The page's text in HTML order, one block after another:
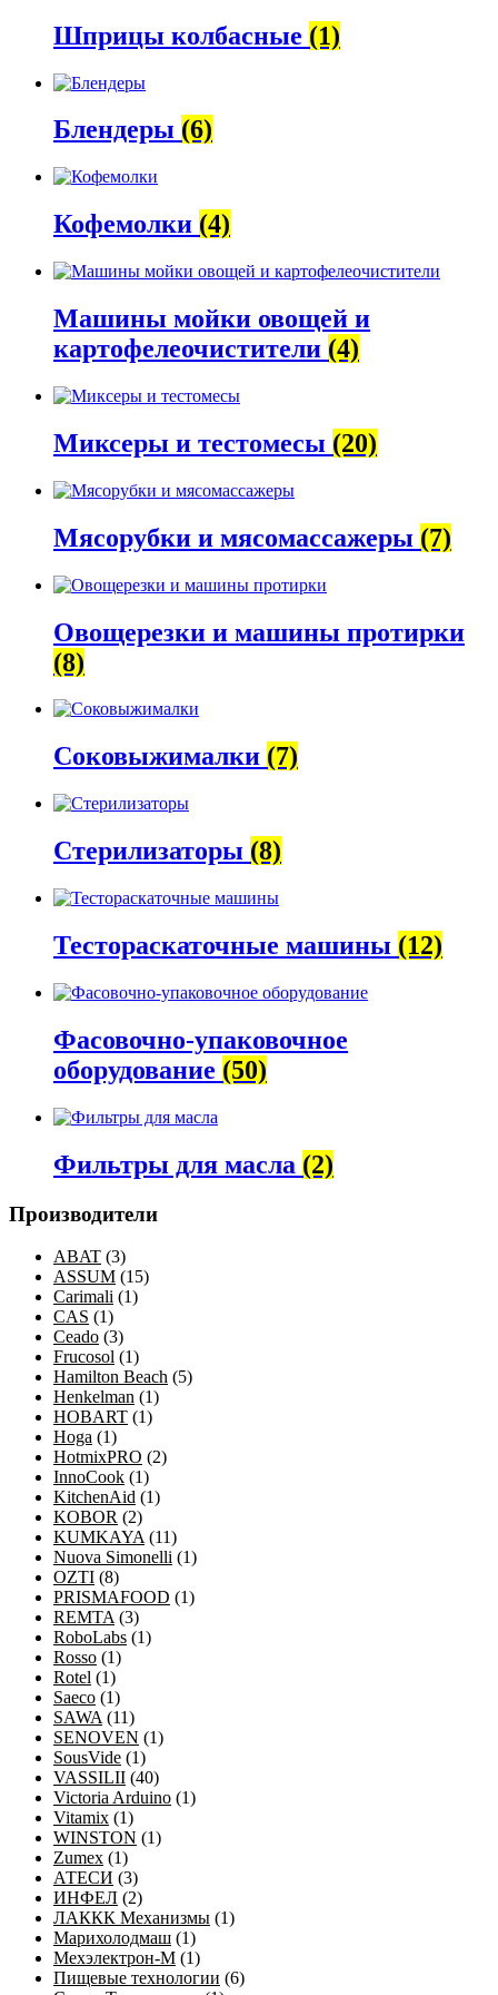
Шприцы колбасные (1)
Блендеры (6)
Кофемолки (4)
Машины мойки овощей и
картофелеочистители (4)
Миксеры и тестомесы (20)
Мясорубки и мясомассажеры (7)
Овощерезки и машины протирки
(8)
Соковыжималки (7)
Стерилизаторы (8)
Тестораскаточные машины (12)
Фасовочно-упаковочное
оборудование (50)
Фильтры для масла (2)
Производители
ABAT (3)
ASSUM (15)
Carimali (1)
CAS (1)
Ceado (3)
Frucosol (1)
Hamilton Beach (5)
Henkelman (1)
HOBART (1)
Hoga (1)
HotmixPRO (2)
InnoCook (1)
KitchenAid (1)
KOBOR (2)
KUMKAYA (11)
Nuova Simonelli (1)
OZTI (8)
PRISMAFOOD (1)
REMTA (3)
RoboLabs (1)
Rosso (1)
Rotel (1)
Saeco (1)
SAWA (11)
SENOVEN (1)
SousVide (1)
VASSILII (40)
Victoria Arduino (1)
Vitamix (1)
WINSTON (1)
Zumex (1)
АТЕСИ (3)
ИНФЕЛ (2)
ЛАККК Механизмы (1)
Марихолодмаш (1)
Мехэлектрон-М (1)
Пищевые технологии (6)